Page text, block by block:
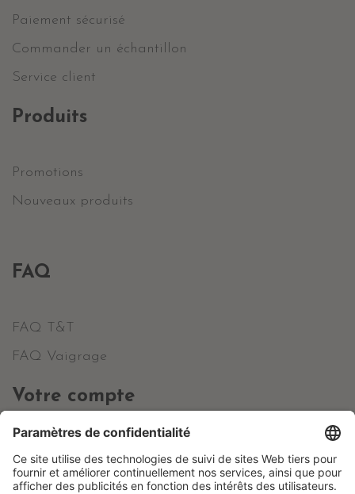
Paiement sécurisé
Commander un échantillon
Service client
Produits
Promotions
Nouveaux produits
FAQ
FAQ T&T
FAQ Vaigrage
Votre compte
Informations personnelles
Commandes